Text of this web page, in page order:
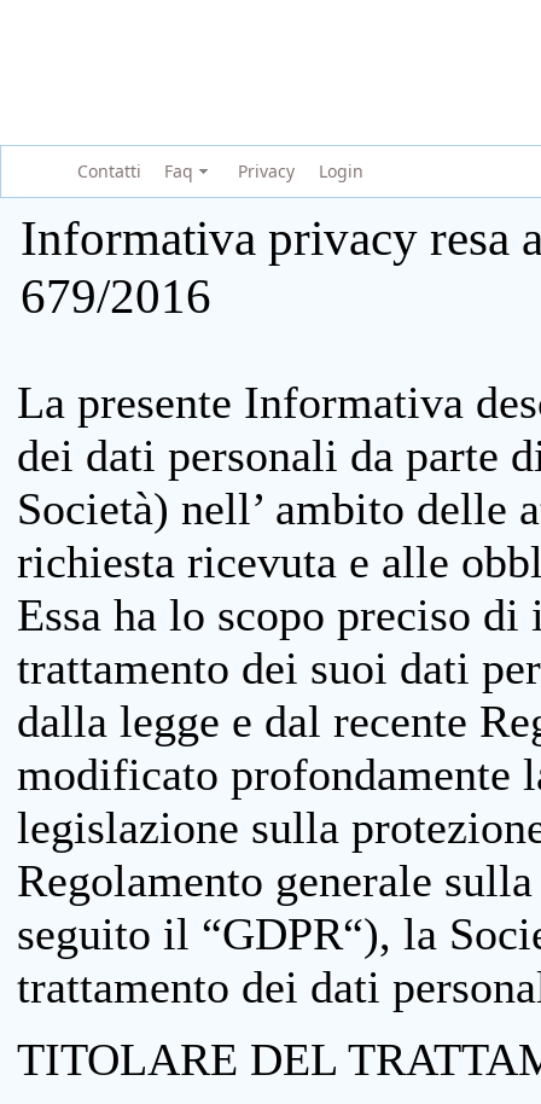
Contatti Faq Privacy Login
Informativa privacy resa
679/2016
La presente Informativa
dei dati personali da parte
Società) nell’ ambito delle
richiesta ricevuta e alle
Essa ha lo scopo preciso
trattamento dei suoi dati
dalla legge e dal recente
modificato profondamente
legislazione sulla
Regolamento generale
seguito il “GDPR“), la
trattamento dei dati
TITOLARE DEL